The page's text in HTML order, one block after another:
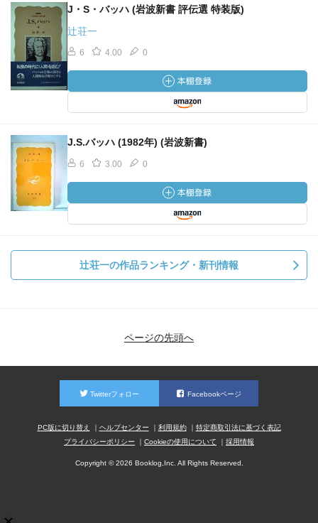
J・S・バッハ (岩波新書 評伝選 特装版)
辻荘一
6 4.00 0
J.S.バッハ (1982年) (岩波新書)
6 3.00 0
辻荘一の作品ランキング・新刊情報
ページの先頭へ
Twitterフォロー Facebookページ
PC版に切り替え ヘルプセンター 利用規約
特定商取引法に基づく表記
プライバシーポリシー
Cookieの使用について 採用情報
Copyright © 2026 Booklog,Inc. All Rights Reserved.